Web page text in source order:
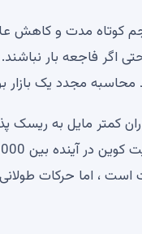
کوتاه مدت و کاهش
فاجعه بار
مجدد یک بازار
کمتر مایل به